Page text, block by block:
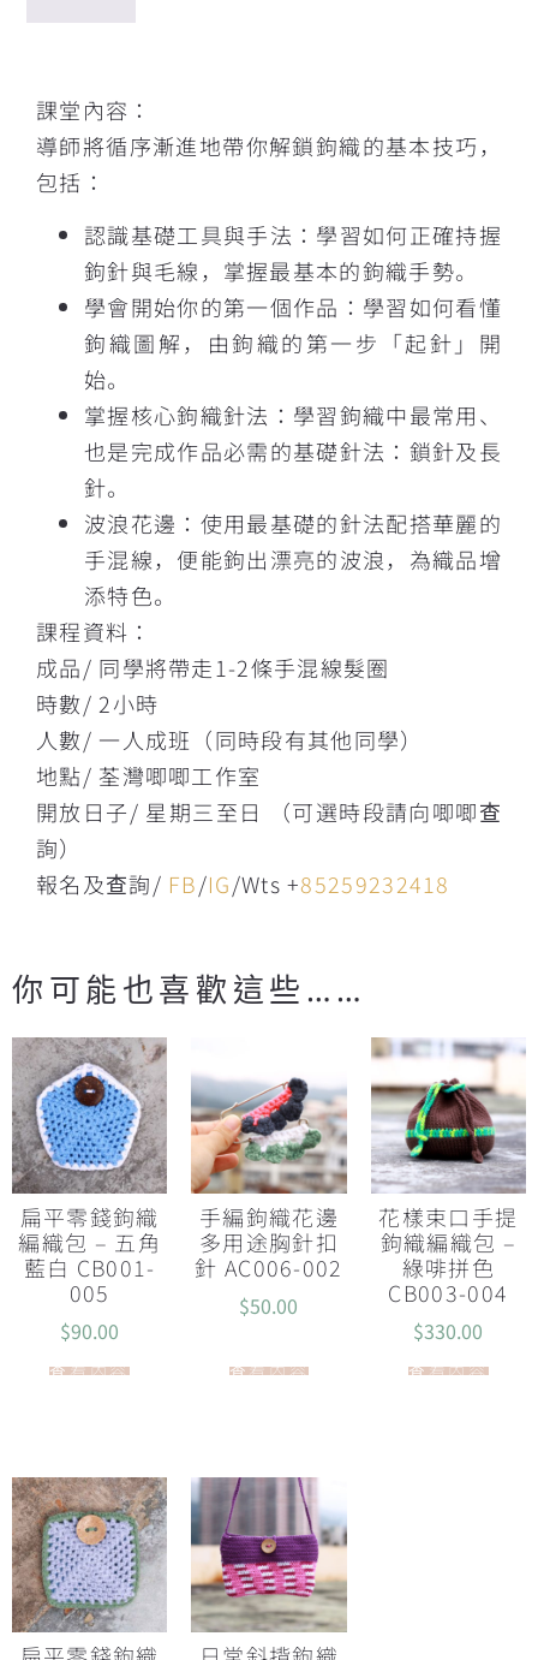
課堂內容：
導師將循序漸進地帶你解鎖鉤織的基本技巧，
包括：
認識基礎工具與手法：學習如何正確持握
鉤針與毛線，掌握最基本的鉤織手勢。
學會開始你的第一個作品：學習如何看懂
鉤織圖解，由鉤織的第一步「起針」開
始。
掌握核心鉤織針法：學習鉤織中最常用、
也是完成作品必需的基礎針法：鎖針及長
針。
波浪花邊：使用最基礎的針法配搭華麗的
手混線，便能鉤出漂亮的波浪，為織品增
添特色。
課程資料：
成品/ 同學將帶走1-2條手混線髮圈
時數/ 2小時
人數/ 一人成班（同時段有其他同學）
地點/ 荃灣唧唧工作室
開放日子/ 星期三至日 （可選時段請向唧唧查
詢）
報名及查詢/ FB/IG/Wts +85259232418
你可能也喜歡這些……
扁平零錢鉤織
編織包 – 五角
藍白 CB001-
005
$90.00
查看內容
手編鉤織花邊
多用途胸針扣
針 AC006-002
$50.00
查看內容
花樣束口手提
鉤織編織包 –
綠啡拼色
CB003-004
$330.00
查看內容